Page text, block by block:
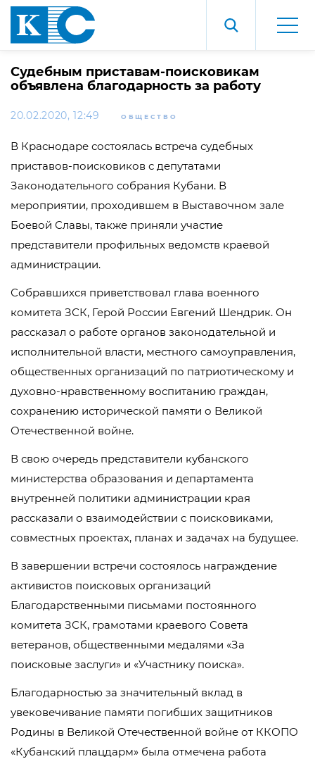
Судебным приставам-поисковикам
объявлена благодарность за работу
20.02.2020, 12:49 ОБЩЕСТВО
В Краснодаре состоялась встреча судебных
приставов-поисковиков с депутатами
Законодательного собрания Кубани. В
мероприятии, проходившем в Выставочном зале
Боевой Славы, также приняли участие
представители профильных ведомств краевой
администрации.
Собравшихся приветствовал глава военного
комитета ЗСК, Герой России Евгений Шендрик. Он
рассказал о работе органов законодательной и
исполнительной власти, местного самоуправления,
общественных организаций по патриотическому и
духовно-нравственному воспитанию граждан,
сохранению исторической памяти о Великой
Отечественной войне.
В свою очередь представители кубанского
министерства образования и департамента
внутренней политики администрации края
рассказали о взаимодействии с поисковиками,
совместных проектах, планах и задачах на будущее.
В завершении встречи состоялось награждение
активистов поисковых организаций
Благодарственными письмами постоянного
комитета ЗСК, грамотами краевого Совета
ветеранов, общественными медалями «За
поисковые заслуги» и «Участнику поиска».
Благодарностью за значительный вклад в
увековечивание памяти погибших защитников
Родины в Великой Отечественной войне от ККОПО
«Кубанский плацдарм» была отмечена работа